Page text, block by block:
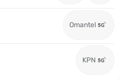
Omantel
KPN